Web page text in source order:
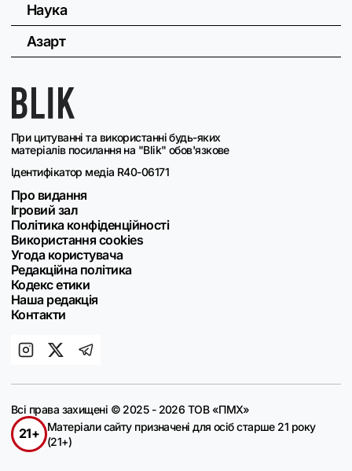
При цитуванні та використанні будь-яких
матеріалів посилання на "Blik" обов'язкове
Ідентифікатор медіа R40-06171
Про видання
Ігровий зал
Політика конфіденційності
Використання cookies
Угода користувача
Редакційна політика
Кодекс етики
Наша редакція
Контакти
Наука
Азарт
Всі права захищені © 2025 - 2026 ТОВ «ПМХ»
21+
Матеріали сайту призначені для осіб старше 21 року
(21+)